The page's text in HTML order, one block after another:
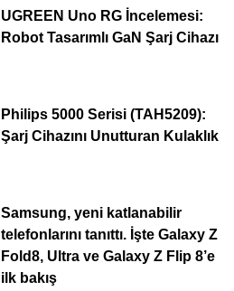
UGREEN Uno RG İncelemesi:
Robot Tasarımlı GaN Şarj Cihazı
Philips 5000 Serisi (TAH5209):
Şarj Cihazını Unutturan Kulaklık
Samsung, yeni katlanabilir
telefonlarını tanıttı. İşte Galaxy Z
Fold8, Ultra ve Galaxy Z Flip 8’e
ilk bakış